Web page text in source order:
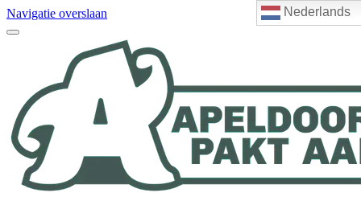
Nederlands
Navigatie overslaan